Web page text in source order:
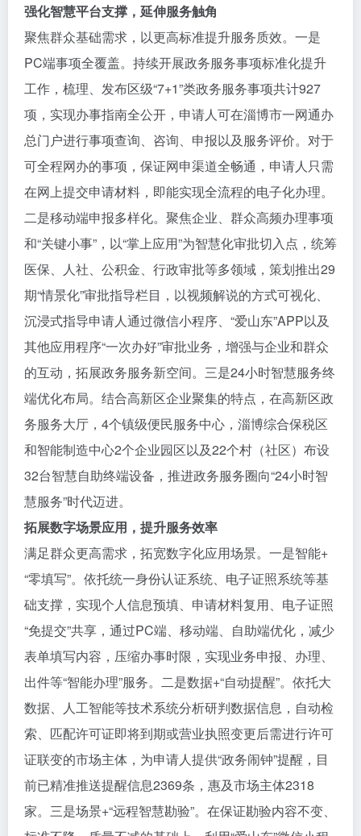
强化智慧平台支撑，延伸服务触角
聚焦群众基础需求，以更高标准提升服务质效。一是
PC端事项全覆盖。持续开展政务服务事项标准化提升
工作，梳理、发布区级“7+1”类政务服务事项共计927
项，实现办事指南全公开，申请人可在淄博市一网通办
总门户进行事项查询、咨询、申报以及服务评价。对于
可全程网办的事项，保证网申渠道全畅通，申请人只需
在网上提交申请材料，即能实现全流程的电子化办理。
二是移动端申报多样化。聚焦企业、群众高频办理事项
和“关键小事”，以“掌上应用”为智慧化审批切入点，统筹
医保、人社、公积金、行政审批等多领域，策划推出29
期“情景化”审批指导栏目，以视频解说的方式可视化、
沉浸式指导申请人通过微信小程序、“爱山东”APP以及
其他应用程序“一次办好”审批业务，增强与企业和群众
的互动，拓展政务服务新空间。三是24小时智慧服务终
端优化布局。结合高新区企业聚集的特点，在高新区政
务服务大厅，4个镇级便民服务中心，淄博综合保税区
和智能制造中心2个企业园区以及22个村（社区）布设
32台智慧自助终端设备，推进政务服务圈向“24小时智
慧服务”时代迈进。
拓展数字场景应用，提升服务效率
满足群众更高需求，拓宽数字化应用场景。一是智能+
“零填写”。依托统一身份认证系统、电子证照系统等基
础支撑，实现个人信息预填、申请材料复用、电子证照
“免提交”共享，通过PC端、移动端、自助端优化，减少
表单填写内容，压缩办事时限，实现业务申报、办理、
出件等“智能办理”服务。二是数据+“自动提醒”。依托大
数据、人工智能等技术系统分析研判数据信息，自动检
索、匹配许可证即将到期或营业执照变更后需进行许可
证联变的市场主体，为申请人提供“政务闹钟”提醒，目
前已精准推送提醒信息2369条，惠及市场主体2318
家。三是场景+“远程智慧勘验”。在保证勘验内容不变、